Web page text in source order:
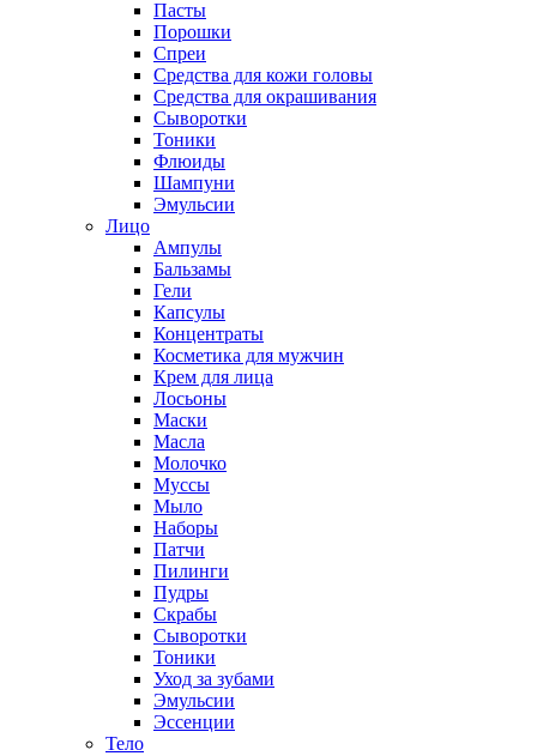
Пасты
Порошки
Спреи
Средства для кожи головы
Средства для окрашивания
Сыворотки
Тоники
Флюиды
Шампуни
Эмульсии
Лицо
Ампулы
Бальзамы
Гели
Капсулы
Концентраты
Косметика для мужчин
Крем для лица
Лосьоны
Маски
Масла
Молочко
Муссы
Мыло
Наборы
Патчи
Пилинги
Пудры
Скрабы
Сыворотки
Тоники
Уход за зубами
Эмульсии
Эссенции
Тело